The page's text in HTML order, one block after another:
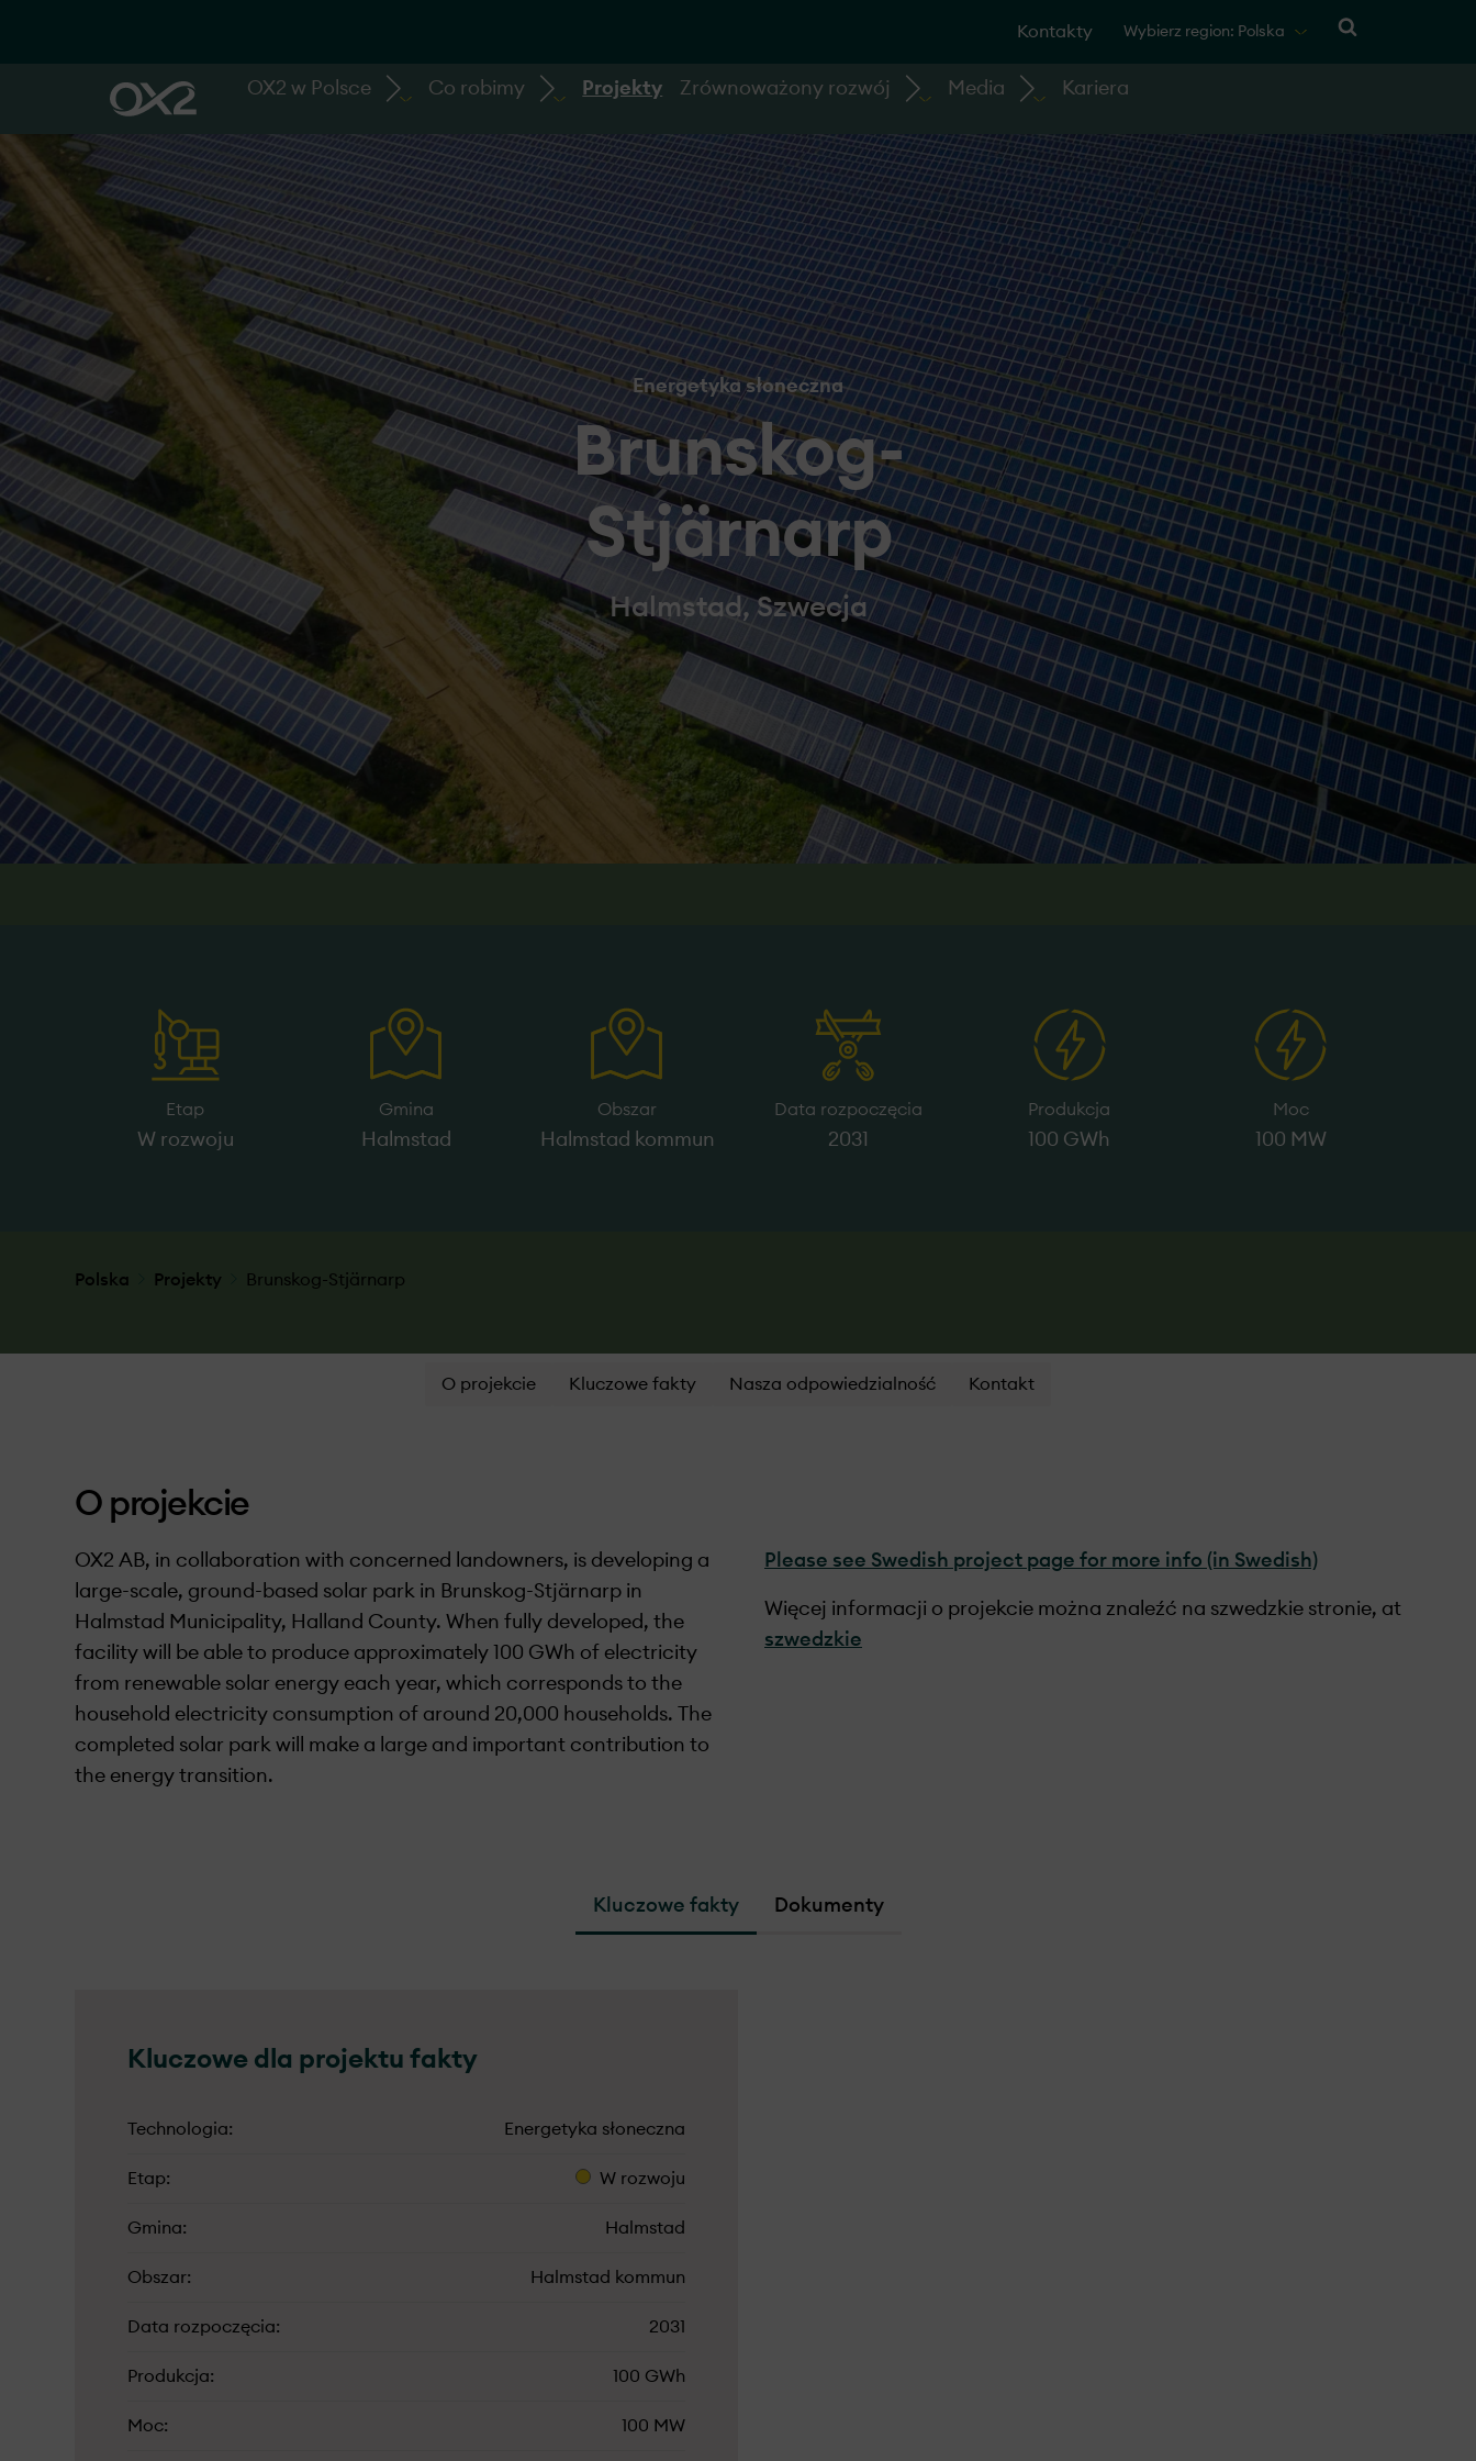
Kontakty Wybierz region: Polska
OX2 w Polsce Co robimy Projekty Zrównoważony rozwój Media Kariera
Energetyka słoneczna
Brunskog-
Stjärnarp
Halmstad, Szwecja
Etap
W rozwoju
Gmina
Halmstad
Obszar
Halmstad kommun
Data rozpoczęcia
2031
Produkcja
100 GWh
Moc
100 MW
Polska Projekty Brunskog-Stjärnarp
O projekcie Kluczowe fakty Nasza odpowiedzialność Kontakt
O projekcie
OX2 AB, in collaboration with concerned landowners, is developing a
large-scale, ground-based solar park in Brunskog-Stjärnarp in
Halmstad Municipality, Halland County. When fully developed, the
facility will be able to produce approximately 100 GWh of electricity
from renewable solar energy each year, which corresponds to the
household electricity consumption of around 20,000 households. The
completed solar park will make a large and important contribution to
the energy transition.
Please see Swedish project page for more info (in Swedish)
Więcej informacji o projekcie można znaleźć na szwedzkie stronie, at
szwedzkie
Kluczowe fakty Dokumenty
Kluczowe dla projektu fakty
Technologia Energetyka słoneczna
Etap W rozwoju
Gmina Halmstad
Obszar Halmstad kommun
Data rozpoczęcia 2031
Produkcja 100 GWh
Moc 100 MW